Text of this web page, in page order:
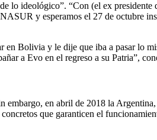
lo ideológico”. “Con (el ex presidente
y esperamos el 27 de octubre
Bolivia y le dije que iba a pasar lo
a Evo en el regreso a su Patria”,
embargo, en abril de 2018 la
que garanticen el